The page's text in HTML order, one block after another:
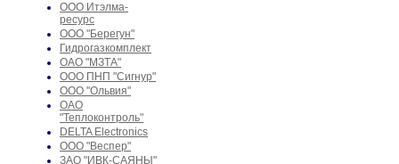
ООО Итэлма-
ресурс
ООО "Берегун"
Гидрогазкомплект
ОАО "МЗТА"
ООО ПНП "Сигнур"
ООО "Ольвия"
ОАО
"Теплоконтроль"
DELTA Electronics
ООО "Веспер"
ЗАО "ИВК-САЯНЫ"